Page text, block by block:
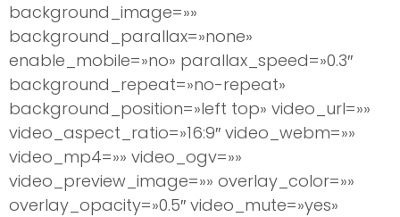
background_image=»»
background_parallax=»none»
enable_mobile=»no» parallax_speed=»0.3″
background_repeat=»no-repeat»
background_position=»left top» video_url=»»
video_aspect_ratio=»16:9″ video_webm=»»
video_mp4=»» video_ogv=»»
video_preview_image=»» overlay_color=»»
overlay_opacity=»0.5″ video_mute=»yes»